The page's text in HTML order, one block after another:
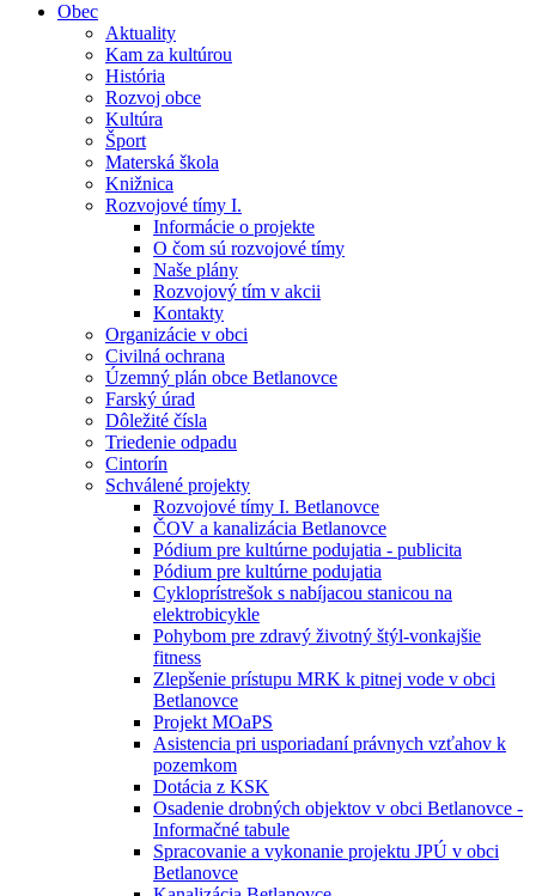
Obec
Aktuality
Kam za kultúrou
História
Rozvoj obce
Kultúra
Šport
Materská škola
Knižnica
Rozvojové tímy I.
Informácie o projekte
O čom sú rozvojové tímy
Naše plány
Rozvojový tím v akcii
Kontakty
Organizácie v obci
Civilná ochrana
Územný plán obce Betlanovce
Farský úrad
Dôležité čísla
Triedenie odpadu
Cintorín
Schválené projekty
Rozvojové tímy I. Betlanovce
ČOV a kanalizácia Betlanovce
Pódium pre kultúrne podujatia - publicita
Pódium pre kultúrne podujatia
Cykloprístrešok s nabíjacou stanicou na
elektrobicykle
Pohybom pre zdravý životný štýl-vonkajšie
fitness
Zlepšenie prístupu MRK k pitnej vode v obci
Betlanovce
Projekt MOaPS
Asistencia pri usporiadaní právnych vzťahov k
pozemkom
Dotácia z KSK
Osadenie drobných objektov v obci Betlanovce -
Informačné tabule
Spracovanie a vykonanie projektu JPÚ v obci
Betlanovce